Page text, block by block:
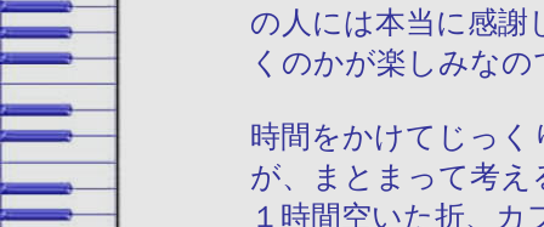
の人には本当に感
くのかが楽しみなの
時間をかけてじっ
が、まとまって考え
１時間空いた折、